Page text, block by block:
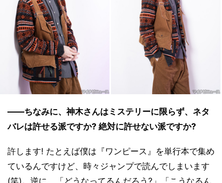
――ちなみに、神木さんはミステリーに限らず、ネタ
バレは許せる派ですか? 絶対に許せない派ですか?
許します! たとえば僕は『ワンピース』を単行本で集め
ているんですけど、時々ジャンプで読んでしまいます
(笑)。逆に、「どうなってるんだろう?」「こうなるん